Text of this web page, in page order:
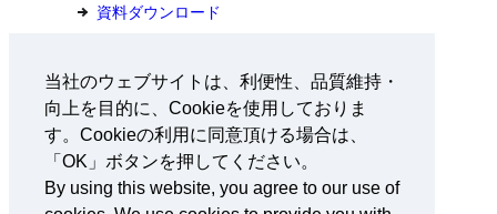
当社のウェブサイトは、利便性、品質維持・
向上を目的に、Cookieを使用しておりま
す。Cookieの利用に同意頂ける場合は、
「OK」ボタンを押してください。
By using this website, you agree to our use of
資料ダウンロード
会社情報
採用情報
ニュース